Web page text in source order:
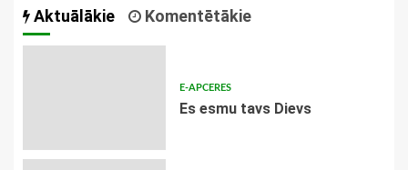
Aktuālākie Komentētākie
E-APCERES
Es esmu tavs Dievs